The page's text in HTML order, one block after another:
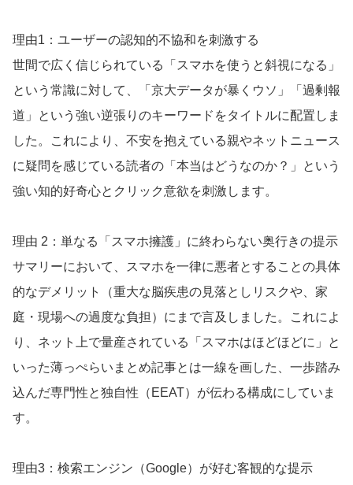
理由1：ユーザーの認知的不協和を刺激する
世間で広く信じられている「スマホを使うと斜視になる」
という常識に対して、「京大データが暴くウソ」「過剰報
道」という強い逆張りのキーワードをタイトルに配置しま
した。これにより、不安を抱えている親やネットニュース
に疑問を感じている読者の「本当はどうなのか？」という
強い知的好奇心とクリック意欲を刺激します。
理由 2：単なる「スマホ擁護」に終わらない奥行きの提示
サマリーにおいて、スマホを一律に悪者とすることの具体
的なデメリット（重大な脳疾患の見落としリスクや、家
庭・現場への過度な負担）にまで言及しました。これによ
り、ネット上で量産されている「スマホはほどほどに」と
いった薄っぺらいまとめ記事とは一線を画した、一歩踏み
込んだ専門性と独自性（EEAT）が伝わる構成にしていま
す。
理由3：検索エンジン（Google）が好む客観的な提示